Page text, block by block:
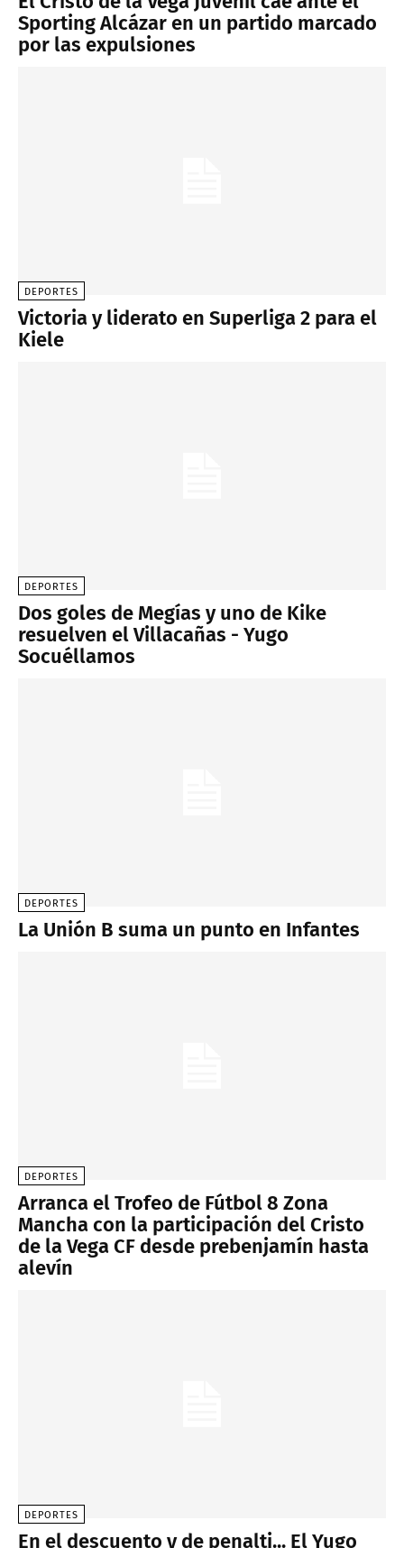
Sporting Alcázar en un partido marcado
por las expulsiones
DEPORTES
Victoria y liderato en Superliga 2 para el
Kiele
DEPORTES
Dos goles de Megías y uno de Kike
resuelven el Villacañas - Yugo
Socuéllamos
DEPORTES
La Unión B suma un punto en Infantes
DEPORTES
Arranca el Trofeo de Fútbol 8 Zona
Mancha con la participación del Cristo
de la Vega CF desde prebenjamín hasta
alevín
DEPORTES
En el descuento y de penalti... El Yugo